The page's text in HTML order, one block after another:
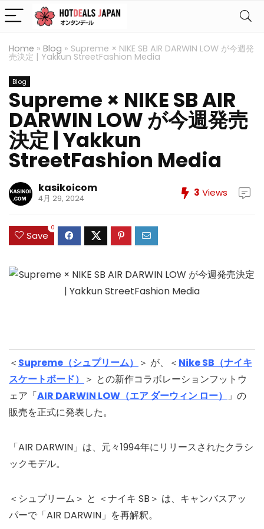
Home » Blog » Supreme × NIKE SB AIR DARWIN LOW が今週発
売決定 | Yakkun StreetFashion Media
Blog
Supreme × NIKE SB AIR
DARWIN LOW が今週発売
決定 | Yakkun
StreetFashion Media
kasikoicom
4月 29, 2024 3 Views
Save
0
＜ Supreme（シュプリーム） ＞ が、＜ Nike SB（ナイキ
スケートボード） ＞ との新作コラボレーションフットウ
ェア「AIR DARWIN LOW（エア ダーウィン ロー）
」の
販売を正式に発表した。
「AIR DARWIN」は、元々1994年にリリースされたクラシ
ックモデル。
＜シュプリーム＞ と ＜ナイキ SB＞ は、キャンバスアッ
パーで「AIR DARWIN」を再解釈。